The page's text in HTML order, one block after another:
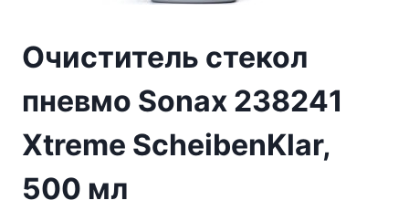
Очиститель стекол
пневмо Sonax 238241
Xtreme ScheibenKlar,
500 мл